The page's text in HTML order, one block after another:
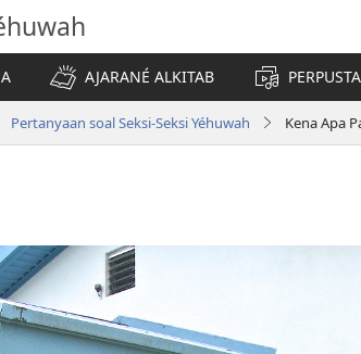
AJARANÉ ALKITAB
Pertanyaan soal Seksi-Seksi Yéhuwah Kena Apa